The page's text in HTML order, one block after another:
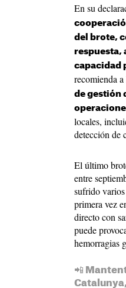
En su
del brote,
respuesta,
capacidad
recomienda a
de gestión
locales,
detección de
El último
entre
sufrido
primera vez
directo con
puede
hemorragias
📲